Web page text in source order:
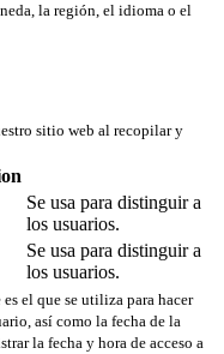
la región, el idioma o el
sitio web al recopilar y
Se usa para distinguir a
los usuarios.
Se usa para distinguir a
los usuarios.
el que se utiliza para hacer
así como la fecha de la
la fecha y hora de acceso a